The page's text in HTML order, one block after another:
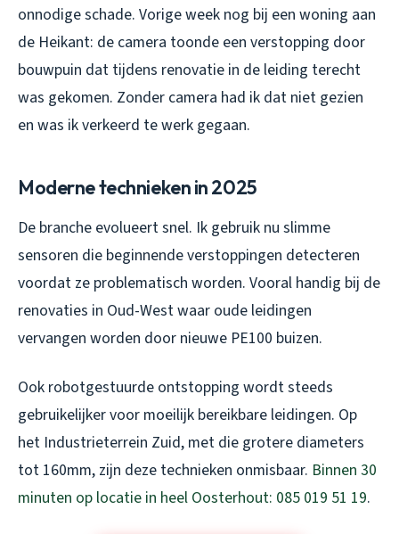
onnodige schade. Vorige week nog bij een woning aan
de Heikant: de camera toonde een verstopping door
bouwpuin dat tijdens renovatie in de leiding terecht
was gekomen. Zonder camera had ik dat niet gezien
en was ik verkeerd te werk gegaan.
Moderne technieken in 2025
De branche evolueert snel. Ik gebruik nu slimme
sensoren die beginnende verstoppingen detecteren
voordat ze problematisch worden. Vooral handig bij de
renovaties in Oud-West waar oude leidingen
vervangen worden door nieuwe PE100 buizen.
Ook robotgestuurde ontstopping wordt steeds
gebruikelijker voor moeilijk bereikbare leidingen. Op
het Industrieterrein Zuid, met die grotere diameters
tot 160mm, zijn deze technieken onmisbaar. Binnen 30
minuten op locatie in heel Oosterhout: 085 019 51 19.